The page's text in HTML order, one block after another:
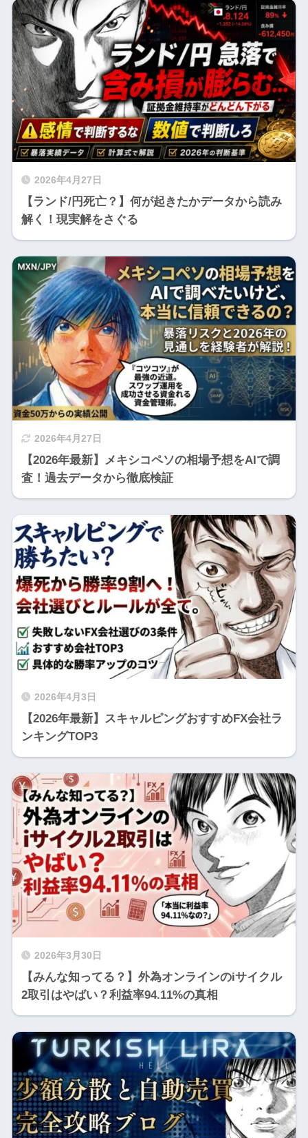
2026年4月27日
【ランド/円死亡？】何が起きたかデータから読み
解く！現実解をさぐる
2026年4月27日
【2026年最新】メキシコペソの相場予想をAIで調
査！過去データから徹底検証
2026年4月3日
【2026年最新】スキャルピングおすすめFX会社ラ
ンキングTOP3
2026年3月30日
【みんな知ってる？】外為オンラインのiサイクル
2取引はやばい？利益率94.11%の真相